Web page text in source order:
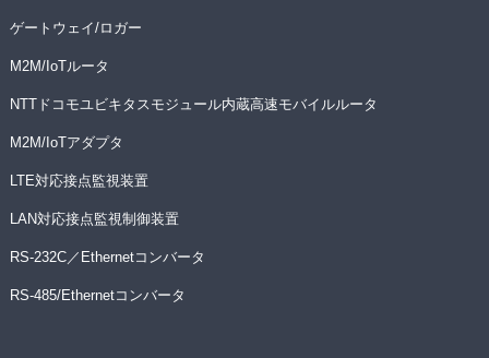
ゲートウェイ/ロガー
M2M/IoTルータ
NTTドコモユビキタスモジュール内蔵高速モバイルルータ
M2M/IoTアダプタ
LTE対応接点監視装置
LAN対応接点監視制御装置
RS-232C／Ethernetコンバータ
RS-485/Ethernetコンバータ